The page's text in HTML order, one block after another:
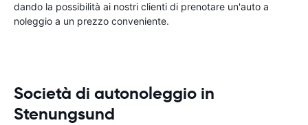
dando la possibilità ai nostri clienti di prenotare un'auto a
noleggio a un prezzo conveniente.
Società di autonoleggio in
Stenungsund